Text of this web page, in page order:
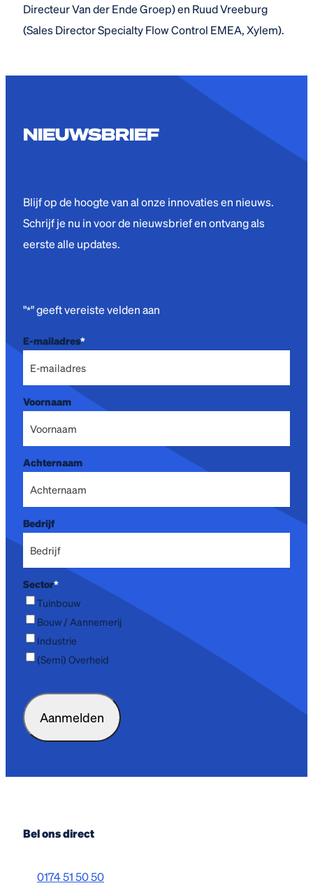
Directeur Van der Ende Groep) en Ruud Vreeburg
(Sales Director Specialty Flow Control EMEA, Xylem).
NIEUWSBRIEF
Blijf op de hoogte van al onze innovaties en nieuws.
Schrijf je nu in voor de nieuwsbrief en ontvang als
eerste alle updates.
"*" geeft vereiste velden aan
E-mailadres*
Voornaam
Achternaam
Bedrijf
Sector*
Tuinbouw
Bouw / Aannemerij
Industrie
(Semi) Overheid
Bel ons direct
0174 51 50 50